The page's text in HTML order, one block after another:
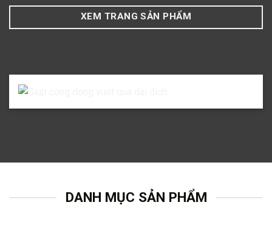
XEM TRANG SẢN PHẨM
DANH MỤC SẢN PHẨM